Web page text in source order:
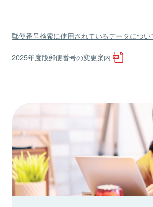
郵便番号検索に使用されているデータについ
2025年度版郵便番号の変更案内